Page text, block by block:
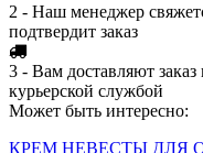
2 - Наш менеджер
подтвердит заказ
3 - Вам доставляют
курьерской службой
Может быть интересно:
КРЕМ НЕВЕСТЫ ДЛЯ